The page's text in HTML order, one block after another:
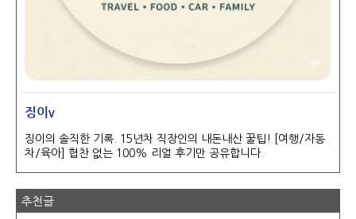
징이v
징이의 솔직한 기록. 15년차 직장인의 내돈내산 꿀팁! [여행/자동
차/육아] 협찬 없는 100% 리얼 후기만 공유합니다.
추천글